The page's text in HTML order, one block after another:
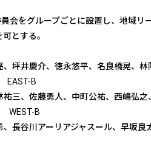
会をグループごとに設置し、地域
とする。
坪井慶介、徳永悠平、名良橋晃、
EAST-B
三、佐藤勇人、中町公祐、西嶋弘
WEST-B
長谷川アーリアジャスール、早坂